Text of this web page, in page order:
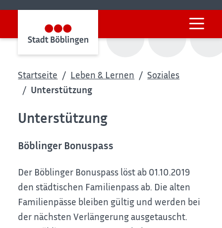
Startseite Leben & Lernen
Soziales
Unterstützung
Unterstützung
Böblinger Bonuspass
Der Böblinger Bonuspass löst ab 01.10.2019
den städtischen Familienpass ab. Die alten
Familienpässe bleiben gültig und werden bei
der nächsten Verlängerung ausgetauscht.